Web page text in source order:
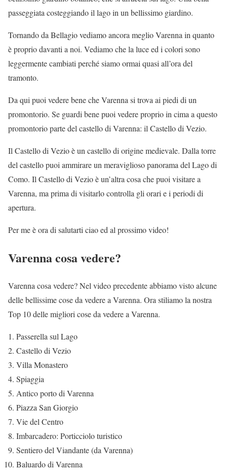
passeggiata costeggiando il lago in un bellissimo giardino.
Tornando da Bellagio vediamo ancora meglio Varenna in quanto
è proprio davanti a noi. Vediamo che la luce ed i colori sono
leggermente cambiati perché siamo ormai quasi all’ora del
tramonto.
Da qui puoi vedere bene che Varenna si trova ai piedi di un
promontorio. Se guardi bene puoi vedere proprio in cima a questo
promontorio parte del castello di Varenna: il Castello di Vezio.
Il Castello di Vezio è un castello di origine medievale. Dalla torre
del castello puoi ammirare un meraviglioso panorama del Lago di
Como. Il Castello di Vezio è un’altra cosa che puoi visitare a
Varenna, ma prima di visitarlo controlla gli orari e i periodi di
apertura.
Per me è ora di salutarti ciao ed al prossimo video!
Varenna cosa vedere?
Varenna cosa vedere? Nel video precedente abbiamo visto alcune
delle bellissime cose da vedere a Varenna. Ora stiliamo la nostra
Top 10 delle migliori cose da vedere a Varenna.
Passerella sul Lago
Castello di Vezio
Villa Monastero
Spiaggia
Antico porto di Varenna
Piazza San Giorgio
Vie del Centro
Imbarcadero: Porticciolo turistico
Sentiero del Viandante (da Varenna)
Baluardo di Varenna